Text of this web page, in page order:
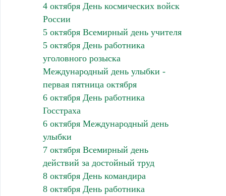
4 октября День космических войск
России
5 октября Всемирный день учителя
5 октября День работника
уголовного розыска
Международный день улыбки -
первая пятница октября
6 октября День работника
Госстраха
6 октября Международный день
улыбки
7 октября Всемирный день
действий за достойный труд
8 октября День командира
8 октября День работника